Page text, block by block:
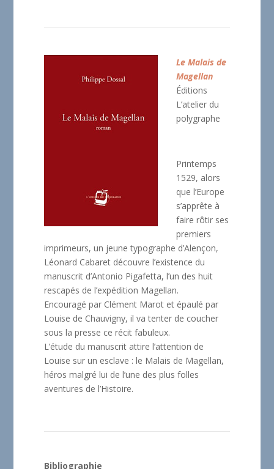
Le Malais de
Magellan
Éditions
L’atelier du
polygraphe
Printemps
1529, alors
que l’Europe
s’apprête à
faire rôtir ses
premiers
imprimeurs, un jeune typographe d’Alençon,
Léonard Cabaret découvre l’existence du
manuscrit d’Antonio Pigafetta, l’un des huit
rescapés de l’expédition Magellan.
Encouragé par Clément Marot et épaulé par
Louise de Chauvigny, il va tenter de coucher
sous la presse ce récit fabuleux.
L’étude du manuscrit attire l’attention de
Louise sur un esclave : le Malais de Magellan,
héros malgré lui de l’une des plus folles
aventures de l’Histoire.
Bibliographie